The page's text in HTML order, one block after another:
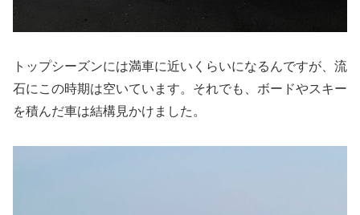
トップシーズンには満車に近いくらいになるんですが、流
石にこの時期は空いています。それでも、ボードやスキー
を積んだ車は結構見かけました。